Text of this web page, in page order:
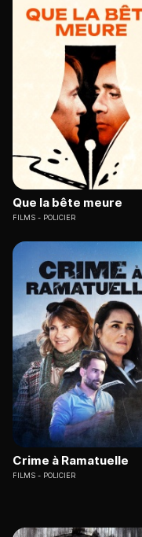
Que la bête meure
FILMS POLICIER
Crime à Ramatuelle
FILMS POLICIER